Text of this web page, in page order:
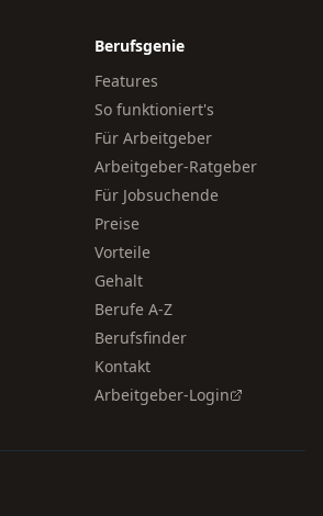
Berufsgenie
Features
So funktioniert's
Für Arbeitgeber
Arbeitgeber-Ratgeber
Für Jobsuchende
Preise
Vorteile
Gehalt
Berufe A-Z
Berufsfinder
Kontakt
Arbeitgeber-Login